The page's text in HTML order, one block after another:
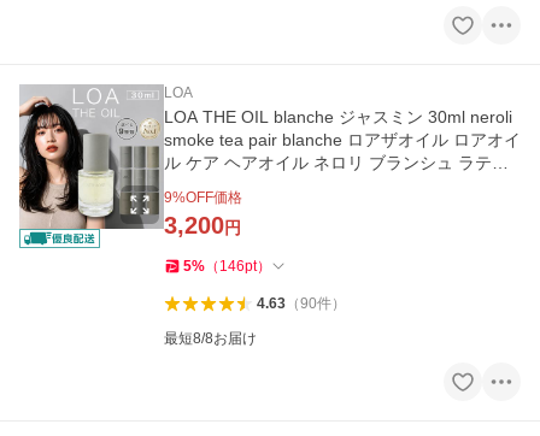
LOA
LOA THE OIL blanche ジャスミン 30ml neroli
smoke tea pair blanche ロアザオイル ロアオイ
ル ケア ヘアオイル ネロリ ブランシュ ラテロ
9%OFF価格
3,200円
5% （ 146pt）
4.63（90件）
最短8/8お届け